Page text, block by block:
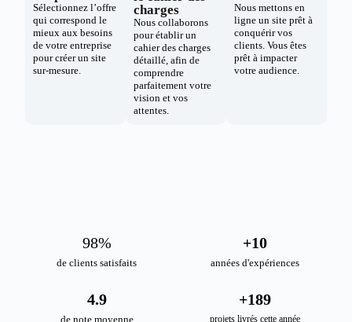
Sélectionnez l’offre
qui correspond le
mieux aux besoins
de votre entreprise
pour créer un site
sur-mesure.
charges
Nous collaborons
pour établir un
cahier des charges
détaillé, afin de
comprendre
parfaitement votre
vision et vos
attentes.
Nous mettons en
ligne un site prêt à
conquérir vos
clients. Vous êtes
prêt à impacter
votre audience.
de clients satisfaits
98%
années d'expériences
+10
de note moyenne
4.9
projets livrés cette année
+189